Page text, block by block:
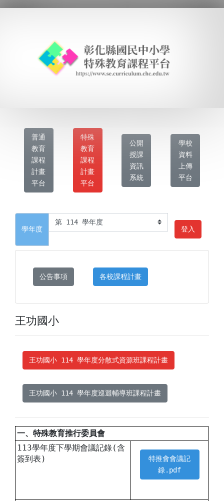
普通
教育
課程
計畫
平台
特殊
教育
課程
計畫
平台
公開
授課
資訊
系統
學校
資料
上傳
平台
學年度 登入
公告事項 各校課程計畫
王功國小
王功國小 114 學年度分散式資源班課程計畫
王功國小 114 學年度巡迴輔導班課程計畫
一、特殊教育推行委員會
113學年度下學期會議記錄(含
簽到表)
特推會會議記
錄.pdf